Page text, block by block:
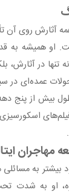
آثارش روی آن
او همیشه به
تنها در
عمده‌ای در
بیش از پنج
ایتالیایی
بیشتر به
او به شدت